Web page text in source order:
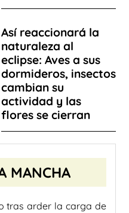
Así reaccionará la
naturaleza al
eclipse: Aves a sus
dormideros, insectos
cambian su
actividad y las
flores se cierran
MANCHA
tras arder la carga de